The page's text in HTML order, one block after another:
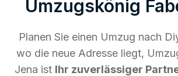
Umzugskönig
Planen Sie einen Umzug nach
wo die neue Adresse liegt,
Jena ist Ihr zuverlässiger